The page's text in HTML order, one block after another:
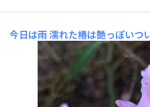
今日は雨濡れた椿は艶っぽいつ